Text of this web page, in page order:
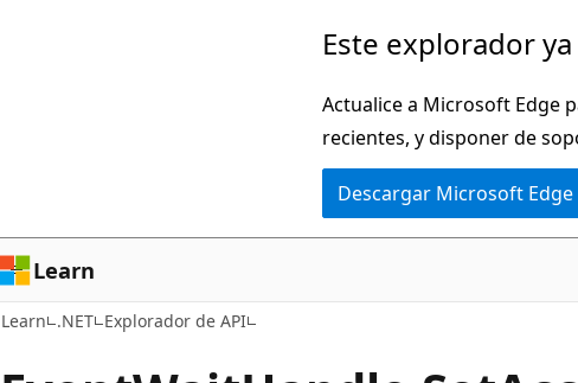
página
Este explorador
Actualice a Microsoft Edge
recientes, y disponer de
Descargar Microsoft Edge
Learn
Learn .NET Explorador de API